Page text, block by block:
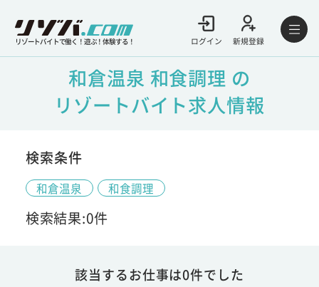
リゾートバイトで働く！遊ぶ！体験する！ ログイン 新規登録
和倉温泉 和食調理 の
リゾートバイト求人情報
検索条件
和倉温泉 和食調理
検索結果:0件
該当するお仕事は0件でした